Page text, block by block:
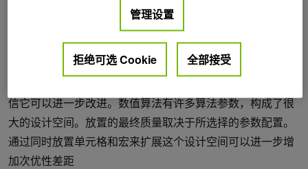
利用数值算法来有效地优化选定的目标，例如导线长度和密
度。这些也可能包括拥堵和timing considerations
中进行数值优化。这种方法已经在商业 EDA 工具中实现。
信它可以进一步改进。数值算法有许多算法参数，构成了很
大的设计空间。放置的最终质量取决于所选择的参数配置。
通过同时放置单元格和宏来扩展这个设计空间可以进一步增
加次优性差距
管理设置
拒绝可选 Cookie 全部接受